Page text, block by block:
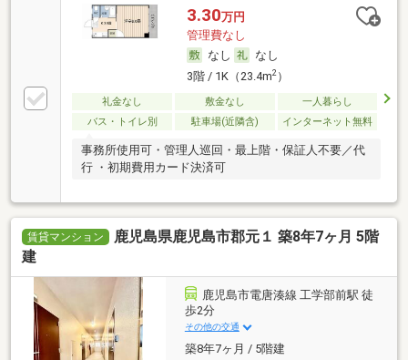
3.30万円
管理費なし
なし
なし
3階 / 1K（23.4m2）
礼金なし 敷金なし
一人暮らし
バス・トイレ別
駐車場(近隣含) インターネット無料
事務所使用可・管理人巡回・最上階・保証人不要／代
行 ・初期費用カード決済可
賃貸マンション
鹿児島県鹿児島市郡元１ 築8年7ヶ月 5階
建
鹿児島市電唐湊線 工学部前駅 徒
歩2分
その他の交通
築8年7ヶ月 / 5階建